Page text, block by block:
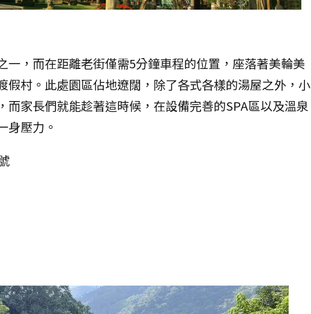
一，而在距離老街僅需5分鐘車程的位置，座落著美輪美
假村。此處園區佔地遼闊，除了各式各樣的湯屋之外，小
家長們就能趁著這時候，在設備完善的SPA區以及溫泉
身壓力。